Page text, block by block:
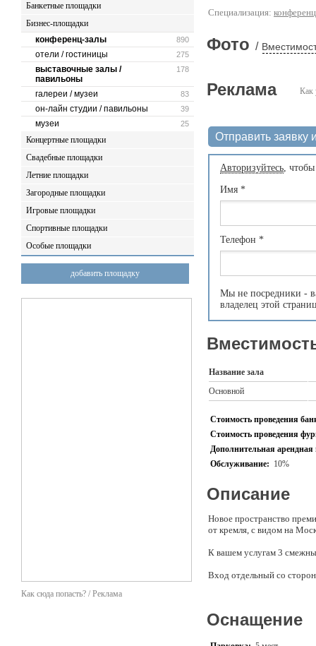
Банкетные площадки
Бизнес-площадки
890
конференц-залы
275
отели / гостиницы
178
выставочные залы /
павильоны
83
галереи / музеи
39
он-лайн студии / павильоны
25
музеи
Концертные площадки
Свадебные площадки
Летние площадки
Загородные площадки
Игровые площадки
Спортивные площадки
Особые площадки
добавить площадку
Как сюда попасть? / Реклама
Специализация:
Фото /
Как
Реклама
Отправить заявку
Авторизуйтесь,
Имя *
Телефон *
Мы не посредники -
владелец этой
Название зала
Основной
Стоимость проведения
Стоимость проведения
Дополнительная
Обслуживание: 10%
Описание
Новое пространство
от кремля, с видом на
К вашем услугам 3
Вход отдельный со
- фото и видео сессии
- выставки (большое
- легкие фуршеты
Оснащение